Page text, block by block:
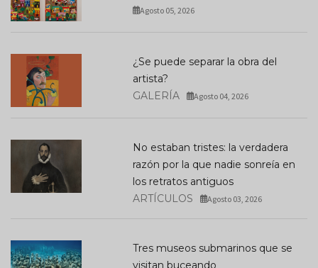
Agosto 05, 2026
¿Se puede separar la obra del
artista?
GALERÍA
Agosto 04, 2026
No estaban tristes: la verdadera
razón por la que nadie sonreía en
los retratos antiguos
ARTÍCULOS
Agosto 03, 2026
Tres museos submarinos que se
visitan buceando